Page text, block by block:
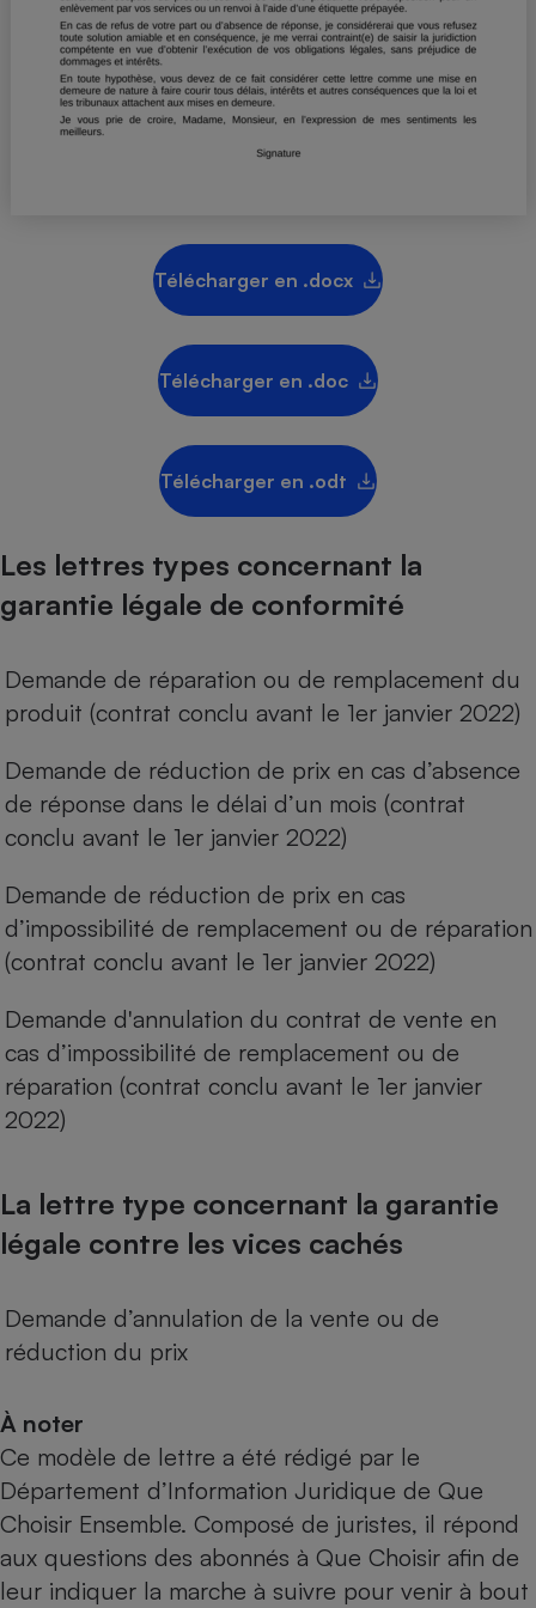
Télécharger en .docx
Télécharger en .doc
Télécharger en .odt
Les lettres types concernant la
garantie légale de conformité
Demande de réparation ou de remplacement du
produit (contrat conclu avant le 1er janvier 2022)
Demande de réduction de prix en cas d’absence
de réponse dans le délai d’un mois (contrat
conclu avant le 1er janvier 2022)
Demande de réduction de prix en cas
d’impossibilité de remplacement ou de réparation
(contrat conclu avant le 1er janvier 2022)
Demande d'annulation du contrat de vente en
cas d’impossibilité de remplacement ou de
réparation (contrat conclu avant le 1er janvier
2022)
La lettre type concernant la garantie
légale contre les vices cachés
Demande d’annulation de la vente ou de
réduction du prix
À noter
Ce modèle de lettre a été rédigé par le
Département d’Information Juridique de Que
Choisir Ensemble. Composé de juristes, il répond
aux questions des abonnés à Que Choisir afin de
leur indiquer la marche à suivre pour venir à bout
Plaque de cuisson à
induction
Climatiseur -
Cafetière à expressos
Robot ménager
Téléphone mobile -
Smartphone
Antivirus